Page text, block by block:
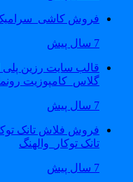
فروش کاشی_سرامیک استخر
قالب سایت رزین پلی
گلاس_کامپوزیت
فروش فلاش تانک
تانک توکار_والهنگ